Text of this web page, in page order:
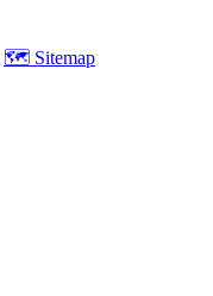
🗺️ Sitemap